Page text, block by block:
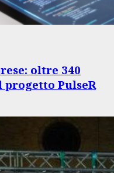
oltre 340
PulseR